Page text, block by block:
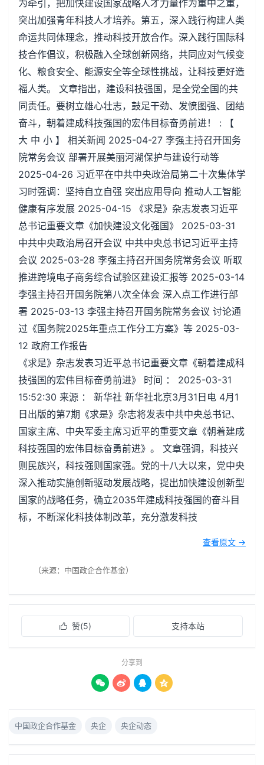
为牵引，把加快建设国家战略人才力量作为重中之重，
突出加强青年科技人才培养。第五，深入践行构建人类
命运共同体理念，推动科技开放合作。深入践行国际科
技合作倡议，积极融入全球创新网络，共同应对气候变
化、粮食安全、能源安全等全球性挑战，让科技更好造
福人类。 文章指出，建设科技强国，是全党全国的共
同责任。要树立雄心壮志，鼓足干劲、发愤图强、团结
奋斗，朝着建成科技强国的宏伟目标奋勇前进！ : 【
大 中 小 】 相关新闻 2025-04-27 李强主持召开国务
院常务会议 部署开展美丽河湖保护与建设行动等
2025-04-26 习近平在中共中央政治局第二十次集体学
习时强调：坚持自立自强 突出应用导向 推动人工智能
健康有序发展 2025-04-15 《求是》杂志发表习近平
总书记重要文章《加快建设文化强国》 2025-03-31
中共中央政治局召开会议 中共中央总书记习近平主持
会议 2025-03-28 李强主持召开国务院常务会议 听取
推进跨境电子商务综合试验区建设汇报等 2025-03-14
李强主持召开国务院第八次全体会 深入点工作进行部
署 2025-03-13 李强主持召开国务院常务会议 讨论通
过《国务院2025年重点工作分工方案》等 2025-03-
12 政府工作报告
《求是》杂志发表习近平总书记重要文章《朝着建成科
技强国的宏伟目标奋勇前进》 时间 ： 2025-03-31
15:52:30 来源 ： 新华社 新华社北京3月31日电 4月1
日出版的第7期《求是》杂志将发表中共中央总书记、
国家主席、中央军委主席习近平的重要文章《朝着建成
科技强国的宏伟目标奋勇前进》。 文章强调，科技兴
则民族兴，科技强则国家强。党的十八大以来，党中央
深入推动实施创新驱动发展战略，提出加快建设创新型
国家的战略任务，确立2035年建成科技强国的奋斗目
标，不断深化科技体制改革，充分激发科技
查看原文 →
（来源：中国政企合作基金）
 赞(5) 支持本站
分享到
   
中国政企合作基金 央企 央企动态